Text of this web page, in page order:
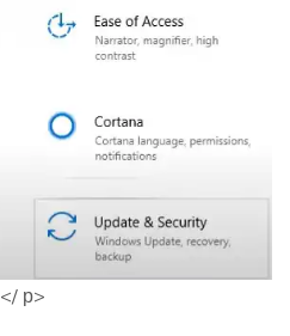
</ р>